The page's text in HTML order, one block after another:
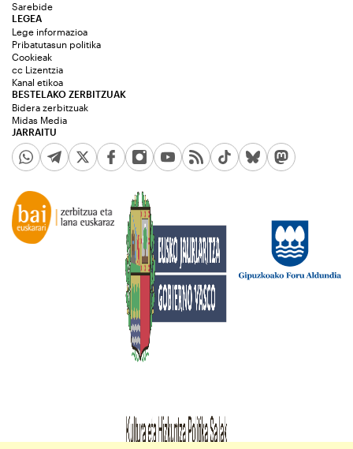
Sarebide
JARRAITU
LEGEA
Lege informazioa
Pribatutasun politika
Cookieak
cc Lizentzia
Kanal etikoa
BESTELAKO ZERBITZUAK
Bidera zerbitzuak
Midas Media